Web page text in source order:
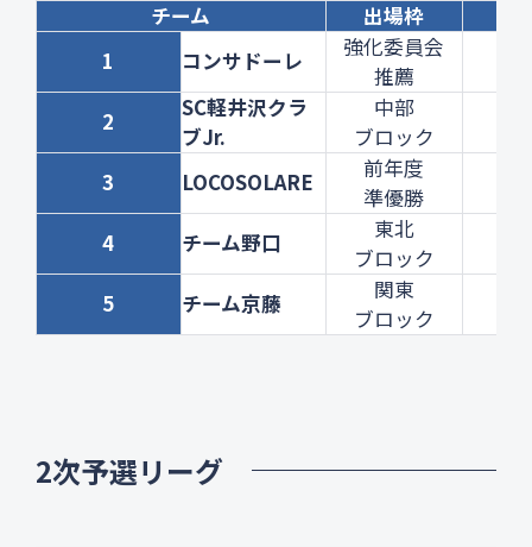
チーム 出場枠
1
コンサドーレ
強化委員会
推薦
2
SC軽井沢クラ
ブJr.
中部
ブロック
3
LOCOSOLARE
前年度
準優勝
4
チーム野口
東北
ブロック
5
チーム京藤
関東
ブロック
2次予選リーグ